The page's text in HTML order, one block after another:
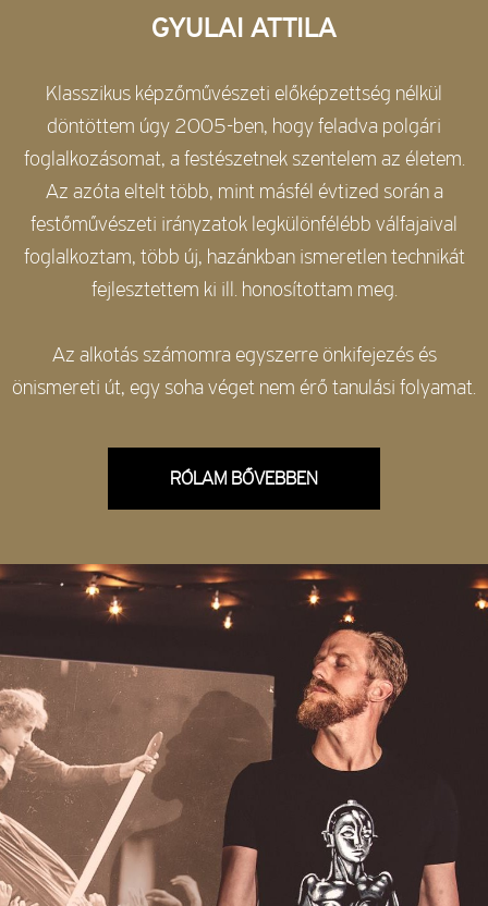
GYULAI ATTILA
Klasszikus képzőművészeti előképzettség nélkül
döntöttem úgy 2005-ben, hogy feladva polgári
foglalkozásomat, a festészetnek szentelem az életem.
Az azóta eltelt több, mint másfél évtized során a
festőművészeti irányzatok legkülönfélébb válfajaival
foglalkoztam, több új, hazánkban ismeretlen technikát
fejlesztettem ki ill. honosítottam meg.
Az alkotás számomra egyszerre önkifejezés és
önismereti út, egy soha véget nem érő tanulási folyamat.
RÓLAM BŐVEBBEN